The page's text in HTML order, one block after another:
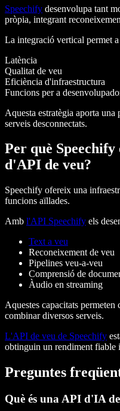
Speechify desenvolupa tant
pròpia, integrant
La integració vertical permet a
Latència
Qualitat de veu
Eficiència d'infraestructura
Funcions per a
Aquesta estratègia aporta
serveis desconnectats.
Per què
d'API de veu?
Speechify ofereix una
funcions aïllades.
Amb l'API Speechify els
Text a veu
Reconeixement de veu
Pipelines veu-a-veu
Comprensió de
Àudio en streaming
Aquestes capacitats permeten
combinar diversos serveis.
L'API de veu de Speechify
obtinguin un rendiment fiable
Preguntes
Què és una API d'IA